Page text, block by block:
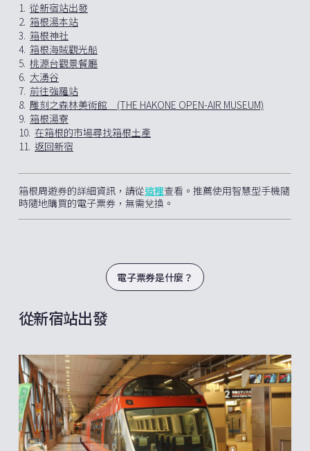
1. 從新宿站出發
2. 箱根湯本站
3. 箱根神社
4. 箱根海賊觀光船
5. 桃源台觀景餐廳
6. 大湧谷
7. 前往強羅站
8. 雕刻之森林美術館 (THE HAKONE OPEN-AIR MUSEUM)
9. 箱根湯寮
10. 在箱根的市場尋找箱根土產
11. 返回新宿
箱根周遊券的詳細資訊，請從這裡查看。推薦使用智慧型手機隨
時隨地購買的電子票券，無需兌換。
電子票券是什麼？
從新宿站出發